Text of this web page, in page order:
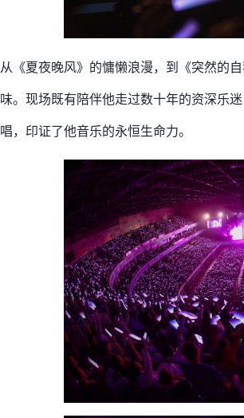
从《夏夜晚风》的慵懒浪漫，到《突然的
味。现场既有陪伴他走过数十年的资深乐
唱，印证了他音乐的永恒生命力。